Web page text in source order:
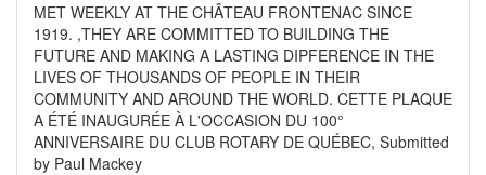
MET WEEKLY AT THE CHÂTEAU FRONTENAC SINCE
1919. ,THEY ARE COMMITTED TO BUILDING THE
FUTURE AND MAKING A LASTING DIPFERENCE IN THE
LIVES OF THOUSANDS OF PEOPLE IN THEIR
COMMUNITY AND AROUND THE WORLD. CETTE PLAQUE
A ÉTÉ INAUGURÉE À L'OCCASION DU 100°
ANNIVERSAIRE DU CLUB ROTARY DE QUÉBEC, Submitted
by Paul Mackey